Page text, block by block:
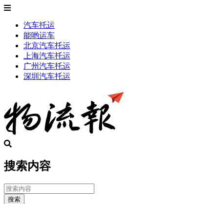
汽车托运
能哟运车
北京汽车托运
上海汽车托运
广州汽车托运
深圳汽车托运
搜索内容
搜索